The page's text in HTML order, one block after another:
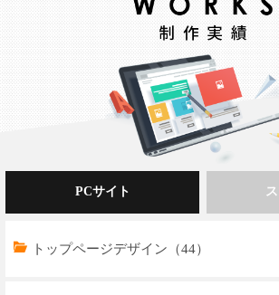
PCサイト
トップページデザイン（44）